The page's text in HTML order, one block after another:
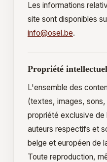
Les informations
site sont disponibles
info@osel.be.
Propriété
L'ensemble des
(textes, images,
propriété exclusive de
auteurs respectifs et
belge et européen de
Toute reproduction,